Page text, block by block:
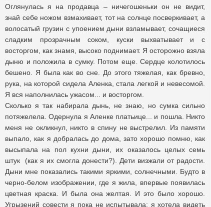
Оглянулась я на продавца – ничегошеньки он не видит,
знай себе ножом взмахивает, тот на солнце посверкивает, а
волосатый грузин с упоением дыни взламывает, сочащиеся
сладким прозрачным соком, куски выхватывает и с
восторгом, как знамя, высоко поднимает. Я осторожно взяла
дыню и положила в сумку. Потом еще. Сердце колотилось
бешено. Я была как во сне. До этого тяжелая, как бревно,
рука, на которой сидела Аленка, стала легкой и невесомой.
Я вся наполнилась ужасом... и восторгом.
Сколько я так набирала дынь, не знаю, но сумка сильно
потяжелела. Одернула я Аленке платьице... и пошла. Никто
меня не окликнул, никто в спину не выстрелил. Из памяти
выпало, как я добралась до дома, зато хорошо помню, как
высыпала на пол кухни дыни, их оказалось целых семь
штук (как я их смогла донести?). Дети визжали от радости.
Дыни мне показались такими яркими, солнечными. Будто в
черно-белом изображении, где я жила, впервые появилась
цветная краска. И была она желтая. И это было хорошо.
Угрызений совести я пока не испытывала: я хотела видеть